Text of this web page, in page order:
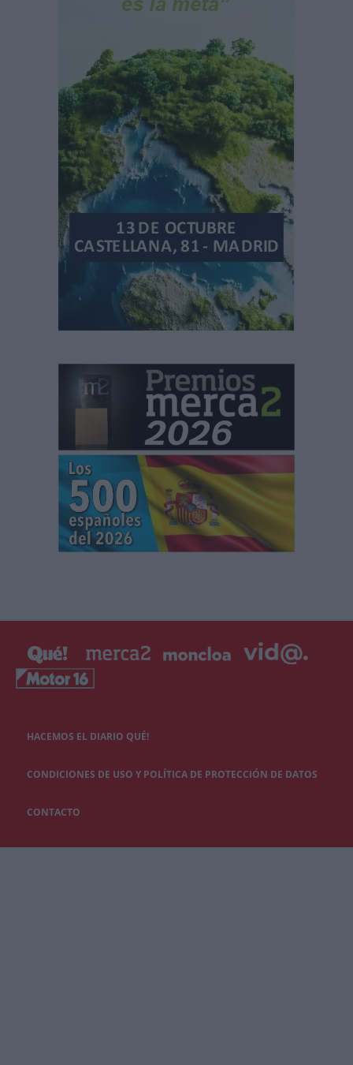
HACEMOS EL DIARIO QUÉ!
CONDICIONES DE USO Y POLÍTICA DE PROTECCIÓN DE DATOS
CONTACTO